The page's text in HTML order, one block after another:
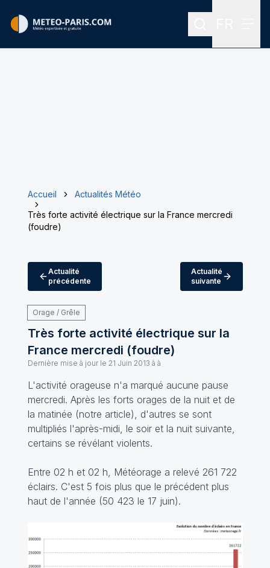
Rechercher
Accueil
Actualités Météo
Très forte activité électrique sur la France mercredi
(foudre)
Actualité
précédente
Actualité
suivante
Orage / Grêle
Très forte activité électrique sur la
France mercredi (foudre)
Dernière mise à jour le 21 Juin 2013 à à
L'activité orageuse n'a marqué aucune pause
mercredi. Après les forts orages de la nuit et de
la matinée (notre article), d'autres se sont
multipliés l'après-midi, le soir et la nuit suivante,
certains se révélant violents.
Entre 02 h et 02 h, Météorage a relevé 261 722
éclairs. C'est 5 fois plus que le précédent plus
haut de l'année (50 423 le 17 juin).